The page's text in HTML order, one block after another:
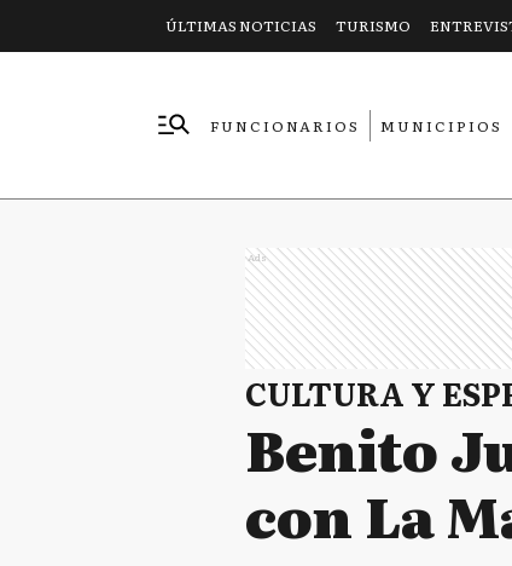
ÚLTIMAS NOTICIAS TURISMO
FUNCIONARIOS
MUNICIPIOS
Ads
CULTURA Y
Benito
con La